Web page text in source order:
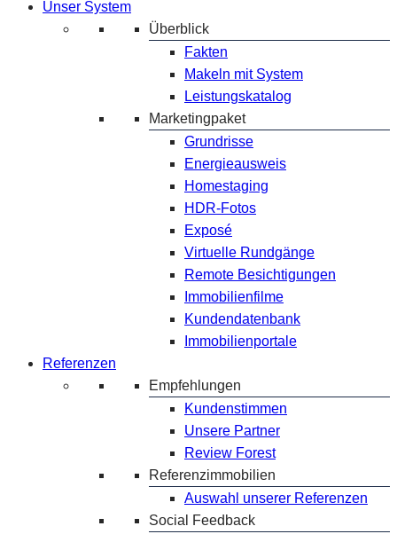
Unser System
Überblick
Fakten
Makeln mit System
Leistungskatalog
Marketingpaket
Grundrisse
Energieausweis
Homestaging
HDR-Fotos
Exposé
Virtuelle Rundgänge
Remote Besichtigungen
Immobilienfilme
Kundendatenbank
Immobilienportale
Referenzen
Empfehlungen
Kundenstimmen
Unsere Partner
Review Forest
Referenzimmobilien
Auswahl unserer Referenzen
Social Feedback